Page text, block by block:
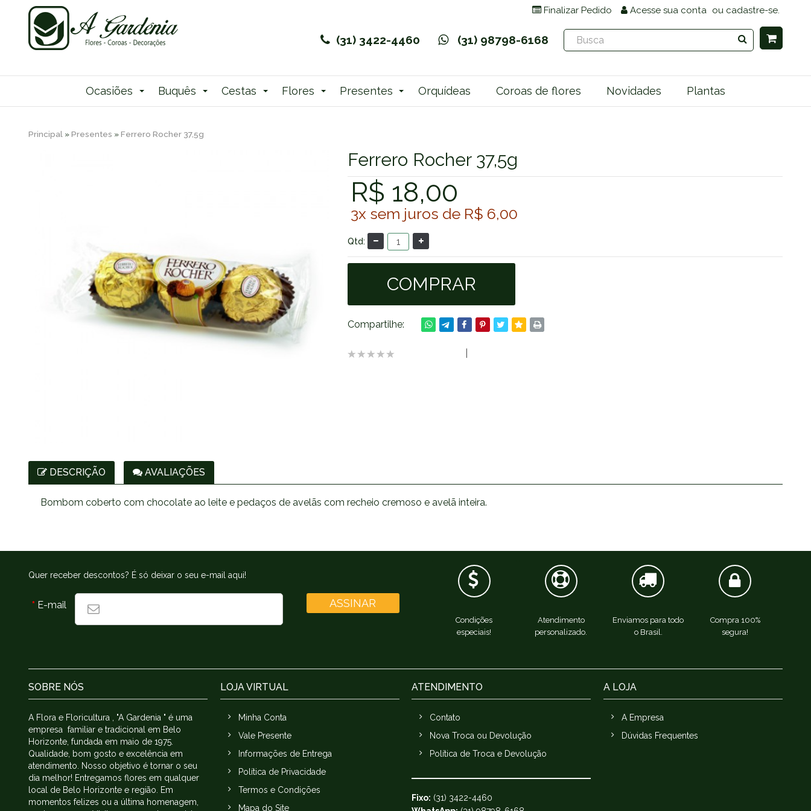
Finalizar Pedido Acesse sua conta ou cadastre-se.
(31) 3422-4460 (31) 98798-6168
Ocasiões Buquês Cestas Flores Presentes Orquídeas Coroas de flores Novidades Plantas
Principal » Presentes » Ferrero Rocher 37,5g
Ferrero Rocher 37,5g
R$ 18,00
3x sem juros de R$ 6,00
Qtd:
Compartilhe:
DESCRIÇÃO AVALIAÇÕES
Bombom coberto com chocolate ao leite e pedaços de avelãs com recheio cremoso e avelã inteira.
Quer receber descontos? É só deixar o seu e-mail aqui!
* E-mail ASSINAR
Condições
especiais!
Atendimento
personalizado.
Enviamos para todo
o Brasil.
Compra 100%
segura!
SOBRE NÓS
A Flora e Floricultura , "A Gardenia " é uma
empresa familiar e tradicional em Belo
Horizonte, fundada em maio de 1975.
Qualidade, bom gosto e excelência em
atendimento. Nosso objetivo é tornar o seu
dia melhor! Entregamos flores em qualquer
local de Belo Horizonte e região. Em
momentos felizes ou a última homenagem,
LOJA VIRTUAL
Minha Conta
Vale Presente
Informações de Entrega
Política de Privacidade
Termos e Condições
Mapa do Site
ATENDIMENTO
Contato
Nova Troca ou Devolução
Política de Troca e Devolução
Fixo: (31) 3422-4460
A LOJA
A Empresa
Dúvidas Frequentes